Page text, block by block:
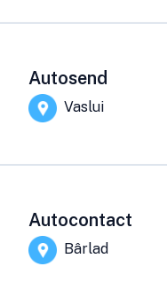
Autosend
Vaslui
Autocontact
Bârlad